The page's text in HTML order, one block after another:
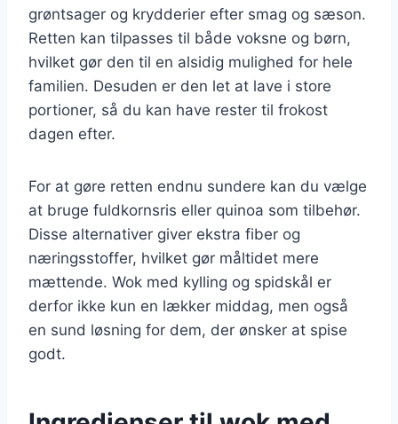
grøntsager og krydderier efter smag og sæson.
Retten kan tilpasses til både voksne og børn,
hvilket gør den til en alsidig mulighed for hele
familien. Desuden er den let at lave i store
portioner, så du kan have rester til frokost
dagen efter.
For at gøre retten endnu sundere kan du vælge
at bruge fuldkornsris eller quinoa som tilbehør.
Disse alternativer giver ekstra fiber og
næringsstoffer, hvilket gør måltidet mere
mættende. Wok med kylling og spidskål er
derfor ikke kun en lækker middag, men også
en sund løsning for dem, der ønsker at spise
godt.